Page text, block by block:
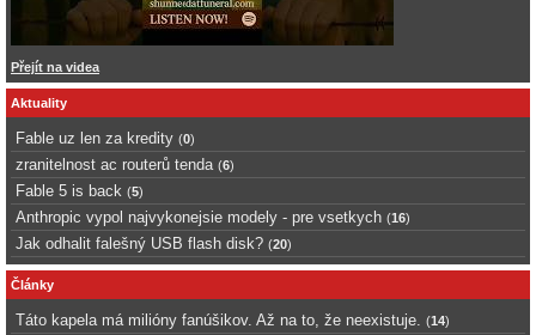
Přejít na videa
Aktuality
Fable uz len za kredity (0)
zranitelnost ac routerů tenda (6)
Fable 5 is back (5)
Anthropic vypol najvykonejsie modely - pre vsetkych (16)
Jak odhalit falešný USB flash disk? (20)
Články
Táto kapela má milióny fanúšikov. Až na to, že neexistuje. (14)